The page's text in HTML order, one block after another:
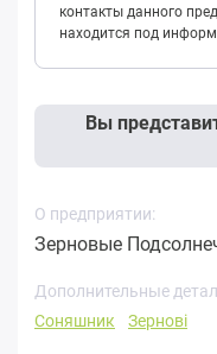
контакты данного
находится под
Вы
О предприятии:
Зерновые
Дополнительные
Соняшник
Зернові